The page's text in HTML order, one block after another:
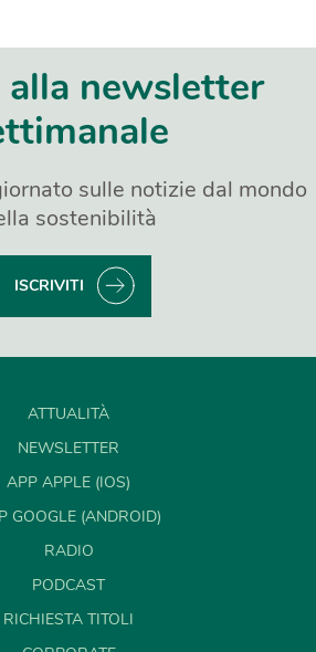
newsletter
sulle notizie dal mondo
sostenibilità
ISCRIVITI
ATTUALITÀ
NEWSLETTER
APP APPLE (IOS)
GOOGLE (ANDROID)
RADIO
PODCAST
RICHIESTA TITOLI